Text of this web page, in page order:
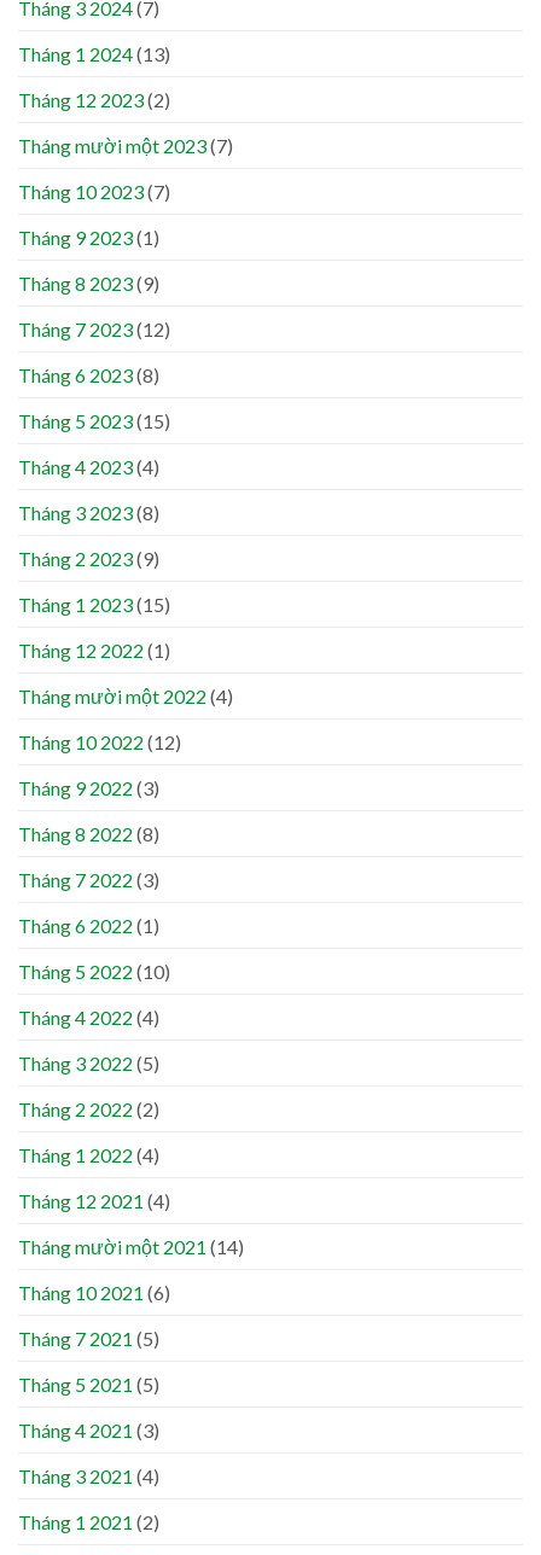
Tháng 3 2024(7)
Tháng 1 2024(13)
Tháng 12 2023(2)
Tháng mười một 2023(7)
Tháng 10 2023(7)
Tháng 9 2023(1)
Tháng 8 2023(9)
Tháng 7 2023(12)
Tháng 6 2023(8)
Tháng 5 2023(15)
Tháng 4 2023(4)
Tháng 3 2023(8)
Tháng 2 2023(9)
Tháng 1 2023(15)
Tháng 12 2022 (1)
Tháng mười một 2022 (4)
Tháng 10 2022 (12)
Tháng 9 2022 (3)
Tháng 8 2022 (8)
Tháng 7 2022 (3)
Tháng 6 2022 (1)
Tháng 5 2022 (10)
Tháng 4 2022 (4)
Tháng 3 2022 (5)
Tháng 2 2022 (2)
Tháng 1 2022 (4)
Tháng 12 2021 (4)
Tháng mười một 2021 (14)
Tháng 10 2021 (6)
Tháng 7 2021 (5)
Tháng 5 2021 (5)
Tháng 4 2021 (3)
Tháng 3 2021 (4)
Tháng 1 2021 (2)